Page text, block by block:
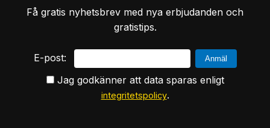
Få gratis nyhetsbrev med nya erbjudanden och
gratistips.
E-post:
Jag godkänner att data sparas enligt
integritetspolicy.